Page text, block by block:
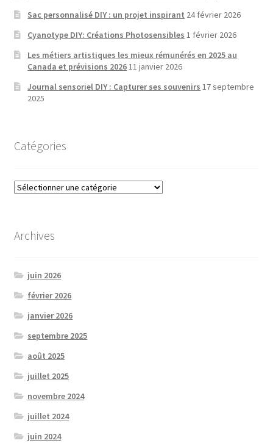
Sac personnalisé DIY : un projet inspirant 24 février 2026
Cyanotype DIY: Créations Photosensibles 1 février 2026
Les métiers artistiques les mieux rémunérés en 2025 au
Canada et prévisions 202611 janvier 2026
Journal sensoriel DIY : Capturer ses souvenirs 17 septembre
2025
Catégories
Catégories
Archives
juin 2026
février 2026
janvier 2026
septembre 2025
août 2025
juillet 2025
novembre 2024
juillet 2024
juin 2024